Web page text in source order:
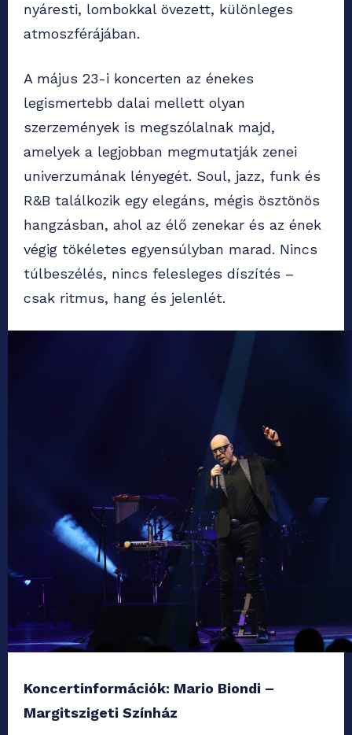
nyáresti, lombokkal övezett, különleges
atmoszférájában.
A május 23-i koncerten az énekes
legismertebb dalai mellett olyan
szerzemények is megszólalnak majd,
amelyek a legjobban megmutatják zenei
univerzumának lényegét. Soul, jazz, funk és
R&B találkozik egy elegáns, mégis ösztönös
hangzásban, ahol az élő zenekar és az ének
végig tökéletes egyensúlyban marad. Nincs
túlbeszélés, nincs felesleges díszítés –
csak ritmus, hang és jelenlét.
Koncertinformációk: Mario Biondi –
Margitszigeti Színház